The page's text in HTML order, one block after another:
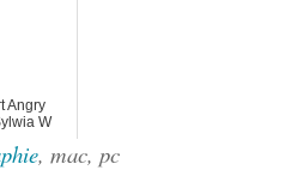
Angry
W
, mac, pc